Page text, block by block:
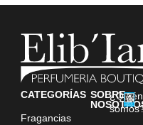
CATEGORÍAS
Fragancias
SOBRE